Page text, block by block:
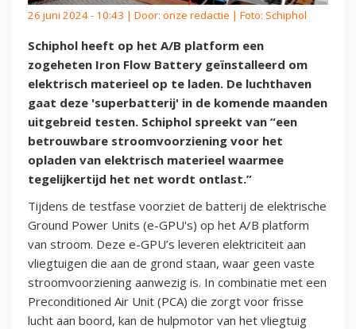
26 juni 2024 - 10:43 | Door: onze redactie | Foto: Schiphol
Schiphol heeft op het A/B platform een
zogeheten Iron Flow Battery geïnstalleerd om
elektrisch materieel op te laden. De luchthaven
gaat deze 'superbatterij' in de komende maanden
uitgebreid testen. Schiphol spreekt van “een
betrouwbare stroomvoorziening voor het
opladen van elektrisch materieel waarmee
tegelijkertijd het net wordt ontlast.”
Tijdens de testfase voorziet de batterij de elektrische
Ground Power Units (e-GPU's) op het A/B platform
van stroom. Deze e-GPU’s leveren elektriciteit aan
vliegtuigen die aan de grond staan, waar geen vaste
stroomvoorziening aanwezig is. In combinatie met een
Preconditioned Air Unit (PCA) die zorgt voor frisse
lucht aan boord, kan de hulpmotor van het vliegtuig